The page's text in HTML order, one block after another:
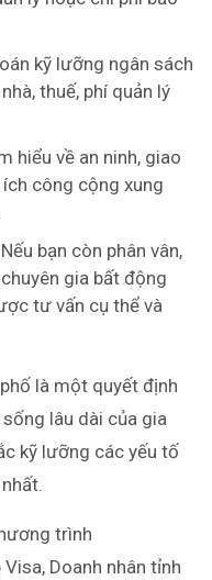
kỹ lưỡng ngân sách
thuế, phí quản lý
hiểu về an ninh, giao
công cộng xung
Nếu bạn còn phân vân,
gia bất động
tư vấn cụ thể và
là một quyết định
lâu dài của gia
kỹ lưỡng các yếu tố
trình
Doanh nhân tỉnh